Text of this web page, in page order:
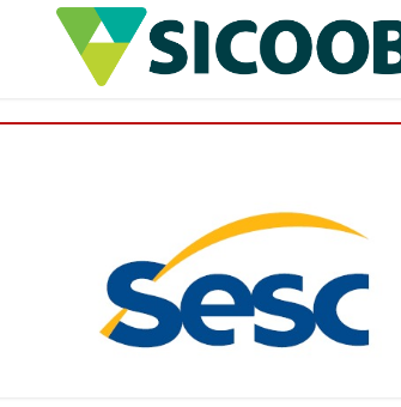
em participar desta...Leia mais
para o Campeonato Mineiro
deu início, nesta quarta-feira (27/05), a um
Leia mais
convoca clubes para o Conselho
do Campeonato Mineiro Sicoob 2026